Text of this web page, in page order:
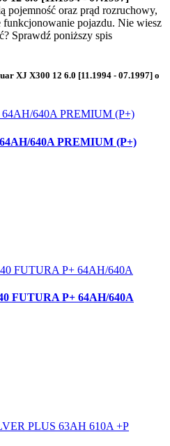
pojemność oraz prąd rozruchowy,
pojazdu. Nie wiesz
Sprawdź poniższy spis
XJ X300 12 6.0 [11.1994 - 07.1997] o
640A PREMIUM (P+)
FUTURA P+ 64AH/640A